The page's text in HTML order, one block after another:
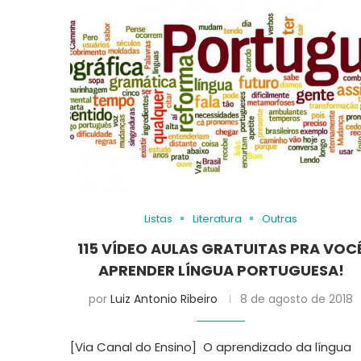
Listas Literatura Outras
115 VÍDEO AULAS GRATUITAS PRA
APRENDER LÍNGUA PORTUGUESA!
porLuiz Antonio Ribeiro 8 de agosto de 2018
[Via Canal do Ensino] O aprendizado da língua